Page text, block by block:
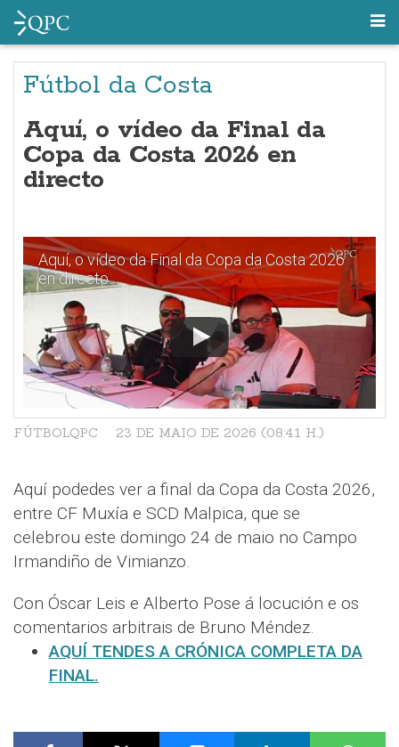
Fútbol da Costa
Aquí, o vídeo da Final da
Copa da Costa 2026 en
directo
Aquí, o vídeo da Final da Copa da Costa 2026
en directo
23 DE MAIO DE 2026 (08:41 H.)
FÚTBOLQPC
Aquí podedes ver a final da Copa da Costa 2026,
entre CF Muxía e SCD Malpica, que se
celebrou este domingo 24 de maio no Campo
Irmandiño de Vimianzo.
Con Óscar Leis e Alberto Pose á locución e os
comentarios arbitrais de Bruno Méndez.
AQUÍ TENDES A CRÓNICA COMPLETA DA
FINAL.